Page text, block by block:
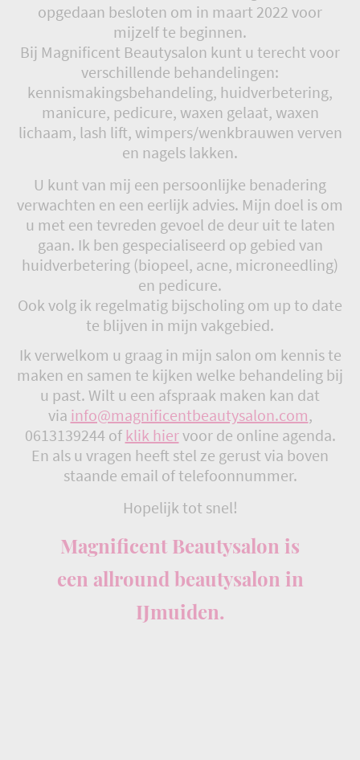
opgedaan besloten om in maart 2022 voor
mijzelf te beginnen.
Bij Magnificent Beautysalon kunt u terecht voor
verschillende behandelingen:
kennismakingsbehandeling, huidverbetering,
manicure, pedicure, waxen gelaat, waxen
lichaam, lash lift, wimpers/wenkbrauwen verven
en nagels lakken.
U kunt van mij een persoonlijke benadering
verwachten en een eerlijk advies. Mijn doel is om
u met een tevreden gevoel de deur uit te laten
gaan. Ik ben gespecialiseerd op gebied van
huidverbetering (biopeel, acne, microneedling)
en pedicure.
Ook volg ik regelmatig bijscholing om up to date
te blijven in mijn vakgebied.
Ik verwelkom u graag in mijn salon om kennis te
maken en samen te kijken welke behandeling bij
u past. Wilt u een afspraak maken kan dat
via info@magnificentbeautysalon.com,
0613139244 of klik hiervoor de online agenda.
En als u vragen heeft stel ze gerust via boven
staande email of telefoonnummer.
Hopelijk tot snel!
Magnificent Beautysalon is
een allround beautysalon in
IJmuiden.